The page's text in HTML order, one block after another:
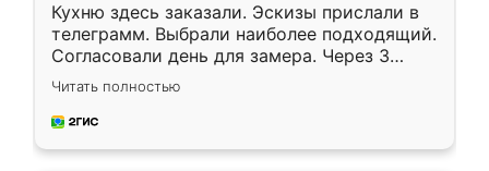
Кухню здесь заказали. Эскизы прислали в
телеграмм. Выбрали наиболее подходящий.
Согласовали день для замера. Через 3
недели кухня была уже готова. Остались
довольны работой. Спасибо Ренессанс
мебель за качественную работу!
Читать полностью